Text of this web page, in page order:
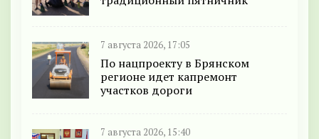
7 августа 2026, 17:05
По нацпроекту в Брянском
регионе идет капремонт
участков дороги
7 августа 2026, 15:40